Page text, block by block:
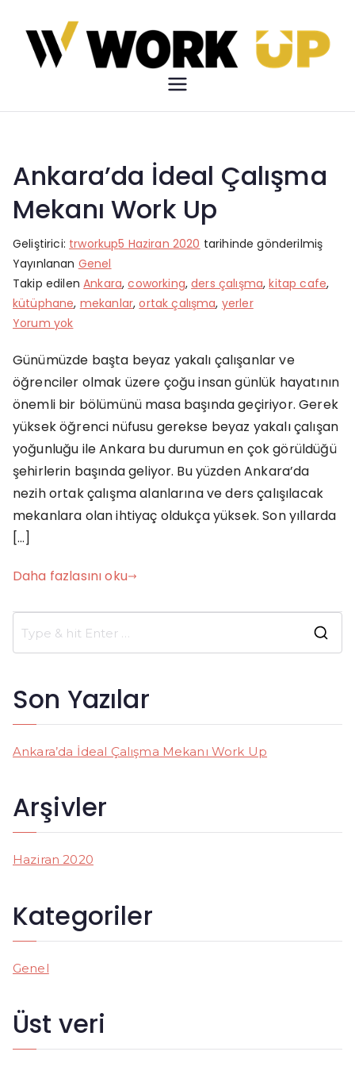
Work Up
Çalışma Özgürlüğü
Ankara’da İdeal Çalışma
Mekanı Work Up
Geliştirici: trworkup5 Haziran 2020 tarihinde gönderilmiş
Yayınlanan Genel
Takip edilenAnkara,coworking,ders çalışma,kitap cafe,
kütüphane, mekanlar,ortak çalışma, yerler
Yorum yokAnkara’da
Çalışma
Mekanı
Work
Up
Günümüzde başta beyaz yakalı çalışanlar ve
öğrenciler olmak üzere çoğu insan günlük hayatının
önemli bir bölümünü masa başında geçiriyor. Gerek
yüksek öğrenci nüfusu gerekse beyaz yakalı çalışan
yoğunluğu ile Ankara bu durumun en çok görüldüğü
şehirlerin başında geliyor. Bu yüzden Ankara’da
nezih ortak çalışma alanlarına ve ders çalışılacak
mekanlara olan ihtiyaç oldukça yüksek. Son yıllarda
[…]
Daha fazlasını oku
c
:
Son Yazılar
Ankara’da İdeal Çalışma Mekanı Work Up
Arşivler
Haziran 2020
Kategoriler
Genel
Üst veri